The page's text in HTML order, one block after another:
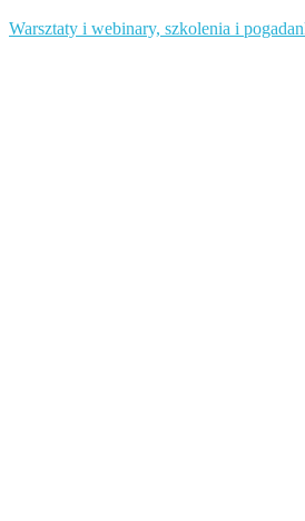
Warsztaty i webinary, szkolenia i